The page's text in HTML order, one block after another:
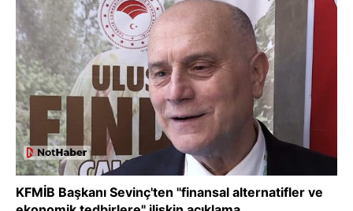
KFMİB Başkanı Sevinç'ten "finansal alternatifler ve